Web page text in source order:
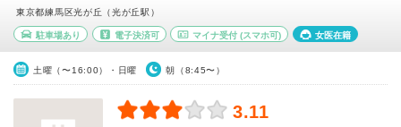
東京都練馬区光が丘（光が丘駅）
駐車場あり 電子決済可 マイナ受付 (スマホ可) 女医在籍
土曜（〜16:00）・日曜 朝（8:45〜）
3.11